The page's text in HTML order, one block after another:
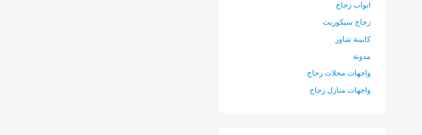
ابواب زجاج
زجاج سيكوريت
كابينة شاور
مدونة
واجهات محلات زجاج
واجهات منازل زجاج